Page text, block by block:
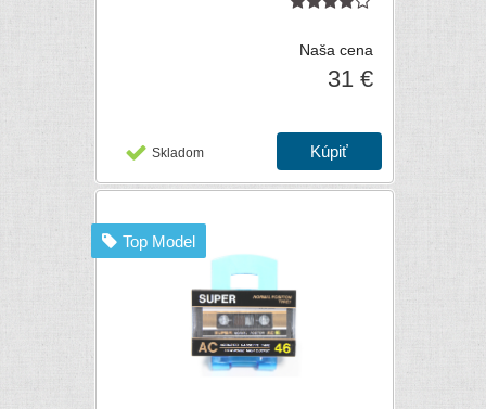
Naša cena
31 €
Skladom
Top Model